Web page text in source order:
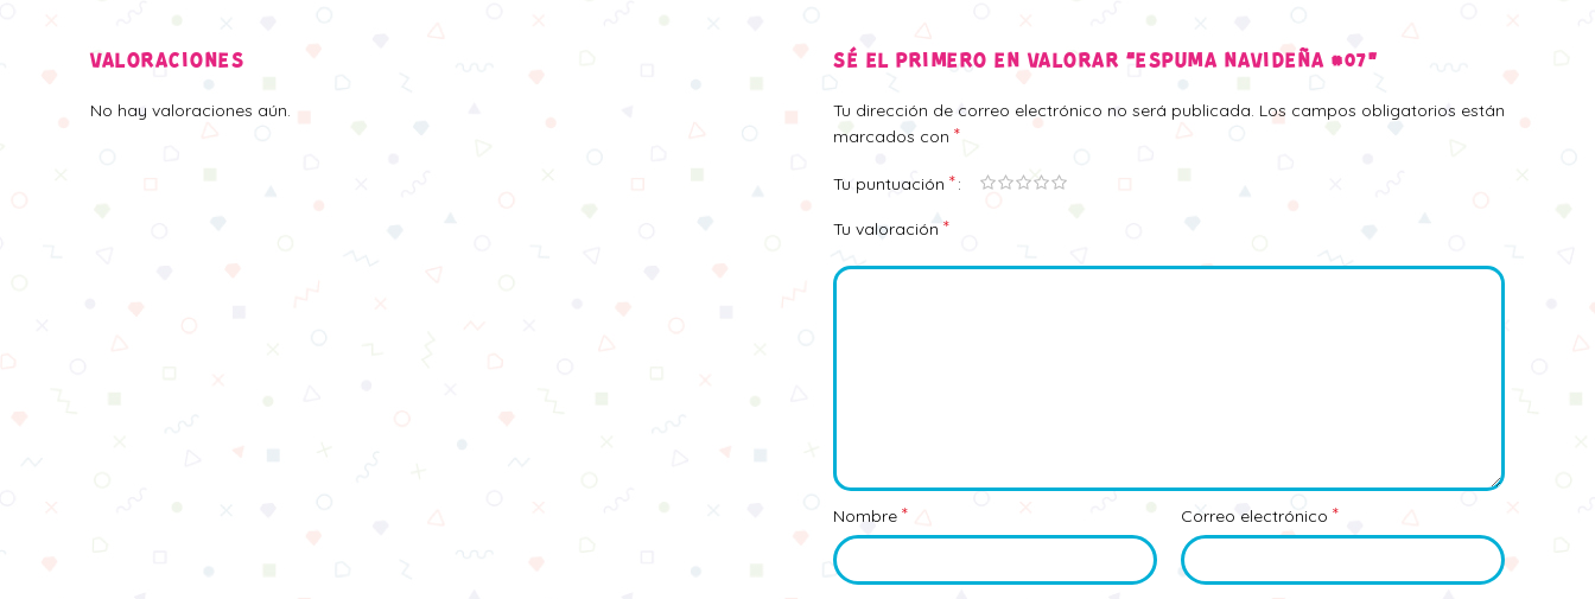
VALORACIONES
No hay valoraciones aún.
SÉ EL PRIMERO EN VALORAR “ESPUMA NAVIDEÑA #07”
Tu dirección de correo electrónico no será publicada. Los campos obligatorios están
marcados con *
Tu puntuación *
Tu valoración *
Nombre * Correo electrónico *